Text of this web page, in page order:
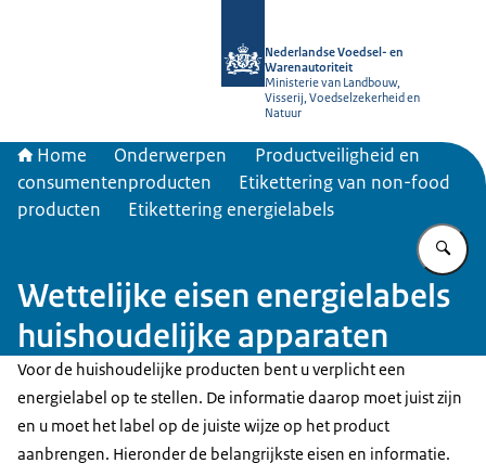
Nederlandse Voedsel- en
Warenautoriteit
Ministerie van Landbouw,
Visserij, Voedselzekerheid en
Natuur
Home Onderwerpen
Productveiligheid en
consumentenproducten
Etikettering van non-food
producten
Etikettering energielabels
Wettelijke eisen energielabels
huishoudelijke apparaten
Voor de huishoudelijke producten bent u verplicht een
energielabel op te stellen. De informatie daarop moet juist zijn
en u moet het label op de juiste wijze op het product
aanbrengen. Hieronder de belangrijkste eisen en informatie.